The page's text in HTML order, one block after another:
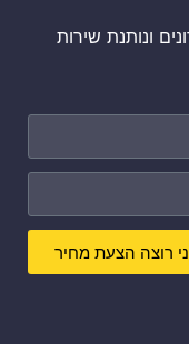
ונותנת שירות
רוצה הצעת מחיר